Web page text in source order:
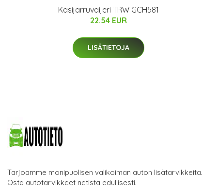
Käsijarruvaijeri TRW GCH581
22.54 EUR
LISÄTIETOJA
Tarjoamme monipuolisen valikoiman auton lisätarvikkeita.
Osta autotarvikkeet netistä edullisesti.